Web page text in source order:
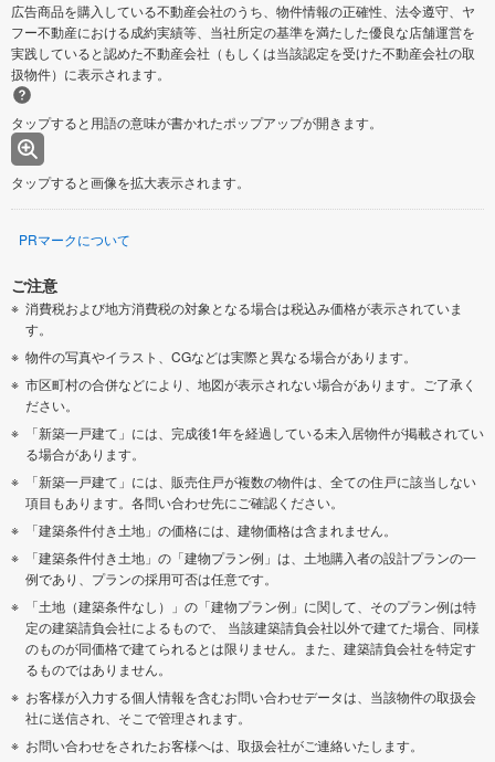
広告商品を購入している不動産会社のうち、物件情報の正確性、法令遵守、ヤ
フー不動産における成約実績等、当社所定の基準を満たした優良な店舗運営を
実践していると認めた不動産会社（もしくは当該認定を受けた不動産会社の取
扱物件）に表示されます。
タップすると用語の意味が書かれたポップアップが開きます。
タップすると画像を拡大表示されます。
PRマークについて
ご注意
消費税および地方消費税の対象となる場合は税込み価格が表示されていま
す。
物件の写真やイラスト、CGなどは実際と異なる場合があります。
市区町村の合併などにより、地図が表示されない場合があります。ご了承く
ださい。
「新築一戸建て」には、完成後1年を経過している未入居物件が掲載されてい
る場合があります。
「新築一戸建て」には、販売住戸が複数の物件は、全ての住戸に該当しない
項目もあります。各問い合わせ先にご確認ください。
「建築条件付き土地」の価格には、建物価格は含まれません。
「建築条件付き土地」の「建物プラン例」は、土地購入者の設計プランの一
例であり、プランの採用可否は任意です。
「土地（建築条件なし）」の「建物プラン例」に関して、そのプラン例は特
定の建築請負会社によるもので、 当該建築請負会社以外で建てた場合、同様
のものが同価格で建てられるとは限りません。また、建築請負会社を特定す
るものではありません。
お客様が入力する個人情報を含むお問い合わせデータは、当該物件の取扱会
社に送信され、そこで管理されます。
お問い合わせをされたお客様へは、取扱会社がご連絡いたします。